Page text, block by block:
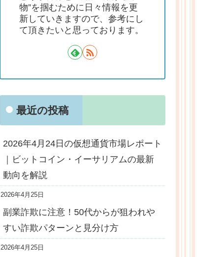
物”を掴むために日々情報を更
新していきますので、参考にし
て頂きたいと思っております。
最近の投稿
2026年4月24日の仮想通貨市場レポート
｜ビットコイン・イーサリアムの最新
動向を解説
2026年4月25日
副業詐欺に注意！50代からが狙われや
すい詐欺パターンと見分け方
2026年4月25日